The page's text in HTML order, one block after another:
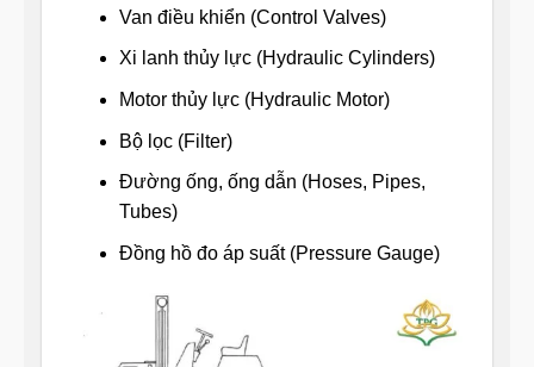
Van điều khiển (Control Valves)
Xi lanh thủy lực (Hydraulic Cylinders)
Motor thủy lực (Hydraulic Motor)
Bộ lọc (Filter)
Đường ống, ống dẫn (Hoses, Pipes,
Tubes)
Đồng hồ đo áp suất (Pressure Gauge)